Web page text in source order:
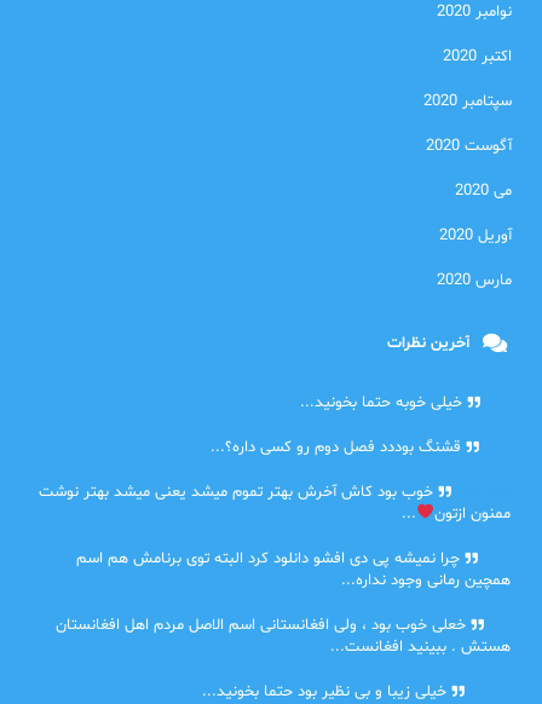
نوامبر 2020
اکتبر 2020
سپتامبر 2020
آگوست 2020
می 2020
آوریل 2020
مارس 2020
آخرین نظرات
خیلی خوبه حتما بخونید...
قشنگ بوددد فصل دوم رو کسی داره؟...
خوب بود کاش آخرش بهتر تموم میشد یعنی میشد بهتر نوشت
ممنون ازتون
...
چرا نمیشه پی دی افشو دانلود کرد البته توی برنامش هم اسم
همچین رمانی وجود نداره...
خعلی خوب بود ، ولی افغانستانی اسم الاصل مردم اهل افغانستان
هستش . ببینید افغانست...
خیلی زیبا و بی نظیر بود حتما بخونید...